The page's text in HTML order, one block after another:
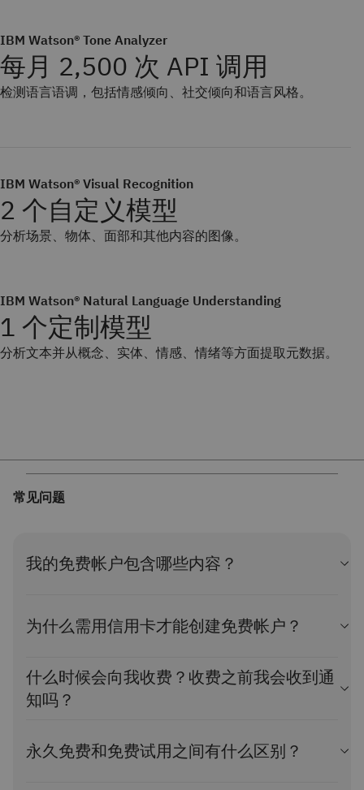
IBM Watson® Tone Analyzer
每月 2,500 次 API 调用
检测语言语调，包括情感倾向、社交倾向和语言风格。
IBM Watson® Visual Recognition
2 个自定义模型
分析场景、物体、面部和其他内容的图像。
IBM Watson® Natural Language Understanding
1 个定制模型
分析文本并从概念、实体、情感、情绪等方面提取元数据。
常见问题
我的免费帐户包含哪些内容？
套餐的产品。这意味着相关套餐永久免费。您无需为该套餐付
费，并且该套餐永不过期。
您可以使用 Lite 套餐来配置任何服务实例。
如果超过 10 天没有开发活动，您的应用将进入休
服务实例将被删除。
为什么需用信用卡才能创建免费帐户？
地址创建一个帐户（电子邮件地址不得与现有帐户关联）。
地登记您的卡片信息。
什么时候会向我收费？收费之前我会收到通
知吗？
套餐，则需升级到即用即付套餐。当使用量超过服务的免费套
餐限额时，您需要按月支付资源使用量。
永久免费和免费试用之间有什么区别？